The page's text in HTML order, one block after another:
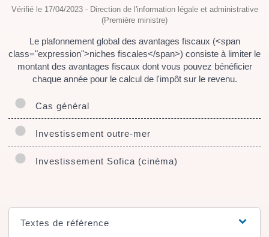
Vérifié le 17/04/2023 - Direction de l'information légale et administrative
(Première ministre)
Le plafonnement global des avantages fiscaux (<span
class="expression">niches fiscales</span>) consiste à limiter le
montant des avantages fiscaux dont vous pouvez bénéficier
chaque année pour le calcul de l'impôt sur le revenu.
Cas général
Investissement outre-mer
Investissement Sofica (cinéma)
Textes de référence